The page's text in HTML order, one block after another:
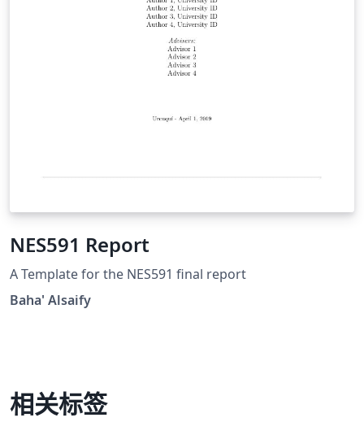
NES591 Report
A Template for the NES591 final report
Baha' Alsaify
相关标签